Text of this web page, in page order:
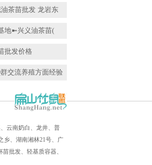
茶苗批发 龙岩东
地➼兴义油茶苗(
批发价格
交流养殖方面经验
云南奶白、龙井、普
乡、湖南湘林21号、广
批发、轻基质容器、